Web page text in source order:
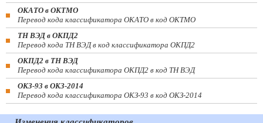
ОКАТО в ОКТМО
Перевод кода классификатора ОКАТО в код ОКТМО
ТН ВЭД в ОКПД2
Перевод кода ТН ВЭД в код классификатора ОКПД2
ОКПД2 в ТН ВЭД
Перевод кода классификатора ОКПД2 в код ТН ВЭД
ОКЗ-93 в ОКЗ-2014
Перевод кода классификатора ОКЗ-93 в код ОКЗ-2014